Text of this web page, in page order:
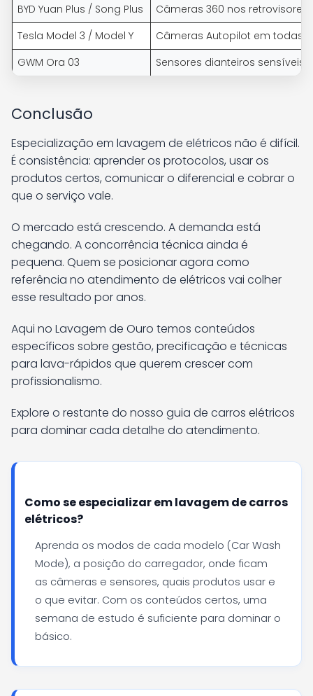
BYD Yuan Plus / Song Plus
Câmeras 360 nos
Tesla Model 3 / Model Y
Câmeras Autopilot em todas
GWM Ora 03
Sensores dianteiros
Conclusão
Especialização em lavagem de elétricos não é difícil.
É consistência: aprender os protocolos, usar os
produtos certos, comunicar o diferencial e cobrar o
que o serviço vale.
O mercado está crescendo. A demanda está
chegando. A concorrência técnica ainda é
pequena. Quem se posicionar agora como
referência no atendimento de elétricos vai colher
esse resultado por anos.
Aqui no Lavagem de Ouro temos conteúdos
específicos sobre gestão, precificação e técnicas
para lava-rápidos que querem crescer com
profissionalismo.
Explore o restante do nosso guia de carros elétricos
para dominar cada detalhe do atendimento.
Como se especializar em lavagem de carros
elétricos?
Aprenda os modos de cada modelo (Car Wash
Mode), a posição do carregador, onde ficam
as câmeras e sensores, quais produtos usar e
o que evitar. Com os conteúdos certos, uma
semana de estudo é suficiente para dominar o
básico.